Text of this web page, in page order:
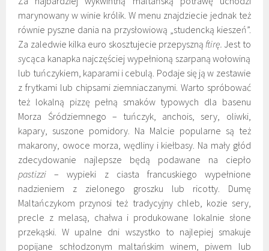
marynowany w winie królik. W menu znajdziecie jednak też
równie pyszne dania na przysłowiową „studencką kieszeń”.
Za zaledwie kilka euro skosztujecie przepysznąftirę.Jest to
sycąca kanapka najczęściej wypełnioną szarpaną wołowiną
lub tuńczykiem, kaparami i cebulą. Podaje się ją w zestawie
z frytkami lub chipsami ziemniaczanymi. Warto spróbować
też lokalną pizzę pełną smaków typowych dla basenu
Morza Śródziemnego – tuńczyk, anchois, sery, oliwki,
kapary, suszone pomidory. Na Malcie popularne są też
makarony, owoce morza, wędliny i kiełbasy. Na mały głód
zdecydowanie najlepsze będą podawane na ciepło
pastizzi – wypieki z ciasta francuskiego wypełnione
nadzieniem z zielonego groszku lub ricotty. Dumę
Maltańczykom przynosi też tradycyjny chleb, kozie sery,
precle z melasą, chałwa i produkowane lokalnie słone
przekąski. W upalne dni wszystko to najlepiej smakuje
popijane schłodzonym maltańskim winem, piwem lub